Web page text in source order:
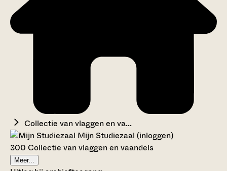
Collectie van vlaggen en va...
Mijn Studiezaal (inloggen)
300 Collectie van vlaggen en vaandels
Meer...